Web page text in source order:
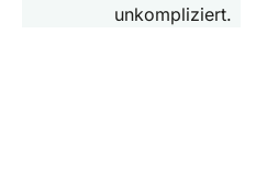
unkompliziert.